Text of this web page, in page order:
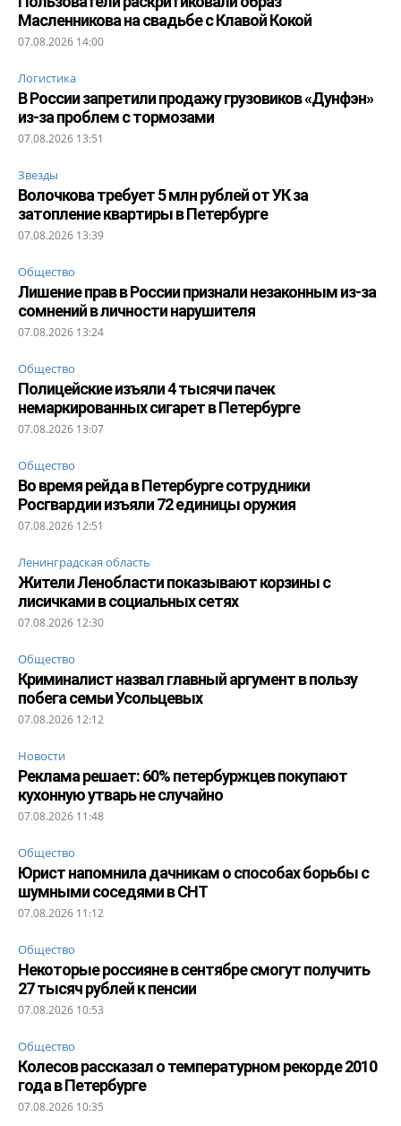
Масленникова на свадьбе с Клавой Кокой
07.08.2026 14:00
Логистика
В России запретили продажу грузовиков «Дунфэн»
из-за проблем с тормозами
07.08.2026 13:51
Звезды
Волочкова требует 5 млн рублей от УК за
затопление квартиры в Петербурге
07.08.2026 13:39
Общество
Лишение прав в России признали незаконным из-за
сомнений в личности нарушителя
07.08.2026 13:24
Общество
Полицейские изъяли 4 тысячи пачек
немаркированных сигарет в Петербурге
07.08.2026 13:07
Общество
Во время рейда в Петербурге сотрудники
Росгвардии изъяли 72 единицы оружия
07.08.2026 12:51
Ленинградская область
Жители Ленобласти показывают корзины с
лисичками в социальных сетях
07.08.2026 12:30
Общество
Криминалист назвал главный аргумент в пользу
побега семьи Усольцевых
07.08.2026 12:12
Новости
Реклама решает: 60% петербуржцев покупают
кухонную утварь не случайно
07.08.2026 11:48
Общество
Юрист напомнила дачникам о способах борьбы с
шумными соседями в СНТ
07.08.2026 11:12
Общество
Некоторые россияне в сентябре смогут получить
27 тысяч рублей к пенсии
07.08.2026 10:53
Общество
Колесов рассказал о температурном рекорде 2010
года в Петербурге
07.08.2026 10:35